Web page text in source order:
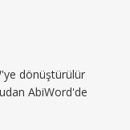
dönüştürülür
AbiWord'de